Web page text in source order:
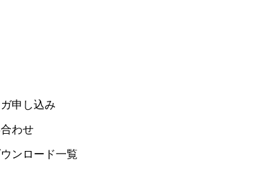
申し込み
わせ
ンロード一覧